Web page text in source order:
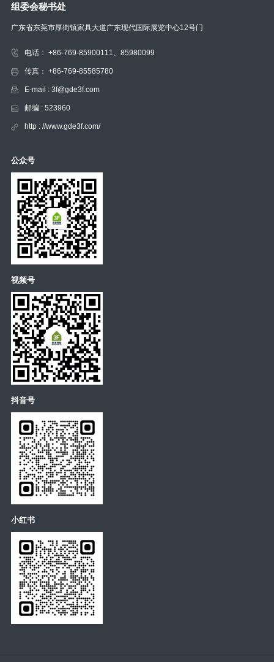
组委会秘书处
广东省东莞市厚街镇家具大道广东现代国际展览中心12号门
电话： +86-769-85900111、85980099
传真： +86-769-85585780
E-mail : 3f@gde3f.com
邮编 : 523960
http : //www.gde3f.com/
公众号
视频号
抖音号
小红书